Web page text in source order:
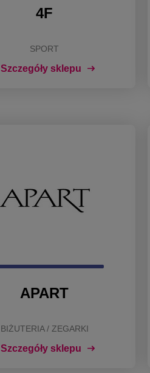
4F
SPORT
Szczegóły sklepu
APART
BIŻUTERIA / ZEGARKI
Szczegóły sklepu